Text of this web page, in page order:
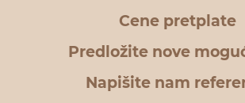
Cene pretplate
Predložite nove
Napišite nam